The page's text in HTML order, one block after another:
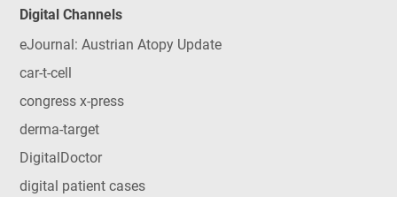
Digital Channels
eJournal: Austrian Atopy Update
car-t-cell
congress x-press
derma-target
DigitalDoctor
digital patient cases